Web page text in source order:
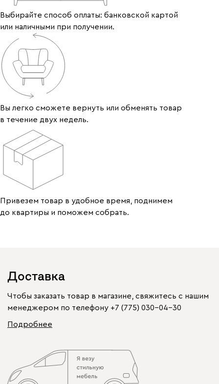
Выбирайте способ оплаты: банковской картой
или наличными при получении.
Вы легко сможете вернуть или обменять товар
в течение двух недель.
Привезем товар в удобное время, поднимем
до квартиры и поможем собрать.
Доставка
Чтобы заказать товар в магазине, свяжитесь с нашим
менеджером по телефону +7 (775) 030-04-30
Подробнее